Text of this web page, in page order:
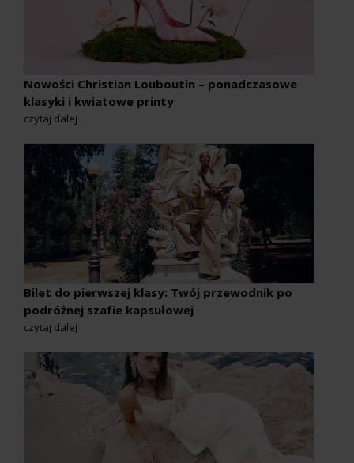
Nowości Christian Louboutin – ponadczasowe
klasyki i kwiatowe printy
czytaj dalej
Bilet do pierwszej klasy: Twój przewodnik po
podróżnej szafie kapsułowej
czytaj dalej